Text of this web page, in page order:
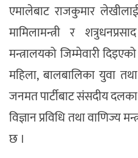
एमालेबाट राजकुमार
मामिलामन्त्री र
मन्त्रालयको जिम्मेवारी
महिला, बालबालिका युवा
जनमत पार्टीबाट संसदीय
विज्ञान प्रविधि तथा वाणिज्य
छ ।